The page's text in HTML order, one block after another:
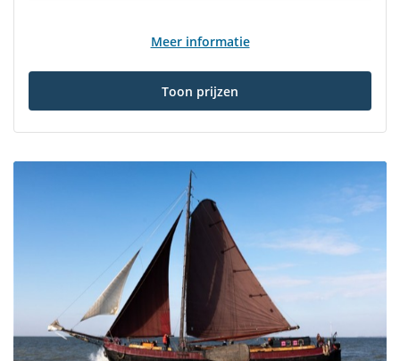
Meer informatie
Toon prijzen